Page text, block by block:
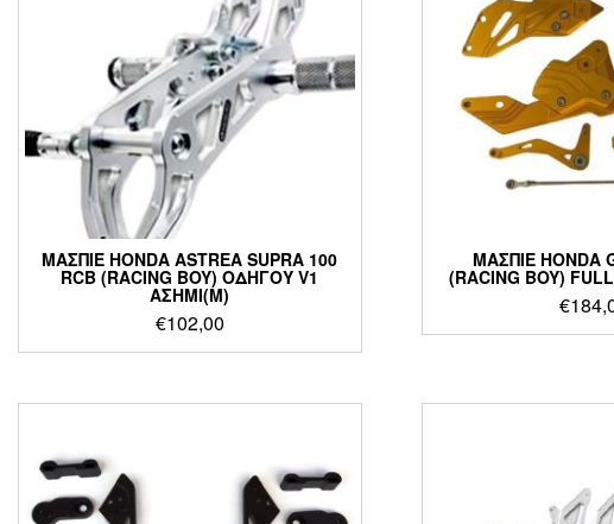
ΜΑΣΠΙΕ HONDA ASTREA SUPRA 100
RCB (RACING BOY) ΟΔΗΓΟΥ V1
ΑΣΗΜΙ(M)
€102,00
ΜΑΣΠΙΕ HONDA
(RACING BOY)
€